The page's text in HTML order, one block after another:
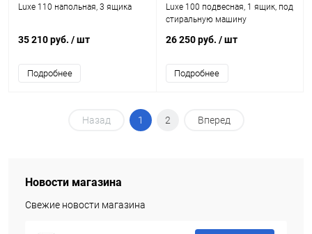
Luxe 110 напольная, 3 ящика
35 210 руб. / шт
Подробнее
Luxe 100 подвесная, 1 ящик, под
стиральную машину
26 250 руб. / шт
Подробнее
Назад 1 2 Вперед
Новости магазина
Свежие новости магазина